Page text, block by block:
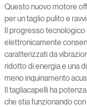
Questo nuovo motore
per un taglio pulito e
Il progresso
elettronicamente
caratterizzati da
ridotto di energia e una
meno inquinamento
Il tagliacapelli ha
che stia funzionando